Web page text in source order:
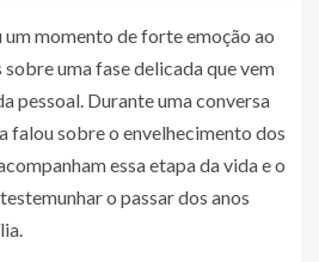
momento de forte emoção ao
uma fase delicada que vem
pessoal. Durante uma conversa
falou sobre o envelhecimento dos
essa etapa da vida e o
o passar dos anos